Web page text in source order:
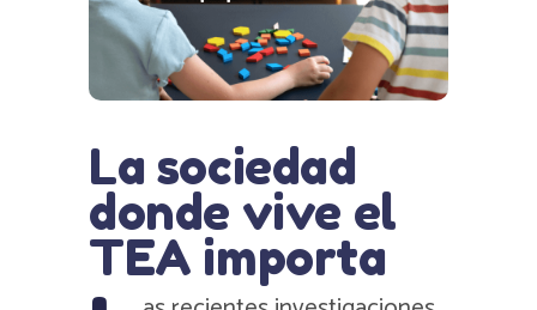
La sociedad
donde vive el
TEA importa